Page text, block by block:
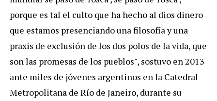
porque es tal el culto que ha hecho al dios dinero
que estamos presenciando una filosofía y una
praxis de exclusión de los dos polos de la vida, que
son las promesas de los pueblos", sostuvo en 2013
ante miles de jóvenes argentinos en la Catedral
Metropolitana de Río de Janeiro, durante su